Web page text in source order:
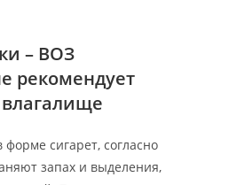
– ВОЗ
рекомендует
сигарет, согласно
запах и выделения,